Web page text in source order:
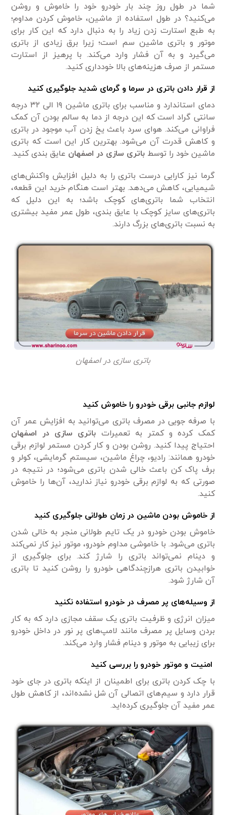
شما در طول روز چند بار خودرو خود را خاموش و روشن
می‌کنید؟ در طول استفاده از ماشین، خاموش کردن مداوم؛
به طبع استارت زدن زیاد را به دنبال دارد که این کار برای
موتور و باتری ماشین سم است؛ زیرا برق زیادی از باتری
می‌گیرد و به آن فشار وارد می‌کند. با پرهیز از استارت
مستمر از صرف هزینه‌های بالا خودداری کنید.
از قرار دادن باتری در سرما و گرمای شدید جلوگیری کنید
دمای استاندارد و مناسب برای باتری ماشین ۱۹ الی ۳۲ درجه
سانتی گراد است که این درجه از دما به سالم بودن آن کمک
فراوانی می‌کند. هوای سرد باعث یخ زدن آب موجود در باتری
و کاهش قدرت آن می‌شود. بهترین کار این است که باتری
ماشین خود را توسطباتری سازی در اصفهان عایق بندی کنید.
گرما نیز کارایی درست باتری را به دلیل افزایش واکنش‌های
شیمیایی، کاهش می‌دهد. بهتر است هنگام خرید این قطعه،
انتخاب شما باتری‌های کوچک باشد؛ به این دلیل که
باتری‌های سایز کوچک با عایق بندی، طول عمر مفید بیشتری
به نسبت باتری‌های بزرگ دارند.
باتری سازی در اصفهان
لوازم جانبی برقی خودرو را خاموش کنید
با صرفه جویی در مصرف باتری می‌توانید به افزایش عمر آن
کمک کرده و کمتر به تعمیرات باتری سازی در
اصفهان
احتیاج پیدا کنید. روشن بودن و کار کردن مستمر لوازم برقی
خودرو همانند: رادیو، چراغ ماشین، سیستم گرمایشی، کولر و
برف پاک کن باعث خالی شدن باتری می‌شود؛ در نتیجه در
صورتی که به لوازم برقی خودرو نیاز ندارید، آن‌ها را خاموش
کنید.
از خاموش بودن ماشین در زمان طولانی جلوگیری کنید
خاموش بودن خودرو در یک تایم طولانی منجر به خالی شدن
باتری می‌شود. با خاموشی مداوم خودرو، موتور نیز کار نمی‌کند
و دینام نمی‌تواند باتری را شارژ کند. برای جلوگیری از
خوابیدن باتری هرازچندگاهی خودرو را روشن کنید تا باتری
آن شارژ شود.
از وسیله‌های پر مصرف در خودرو استفاده نکنید
میزان انرژی و ظرفیت باتری یک سقف مجازی دارد که به کار
بردن وسایل پر مصرف مانند لامپ‌های پر نور در داخل خودرو
برای زیبایی به موتور و دینام فشار وارد می‌کند.
امنیت و موتور خودرو را بررسی کنید
با چک کردن باتری برای اطمینان از اینکه باتری در جای خود
قرار دارد و سیم‌های اتصالی آن شل نشده‌اند، از کاهش طول
عمر مفید آن جلوگیری کرده‌اید.